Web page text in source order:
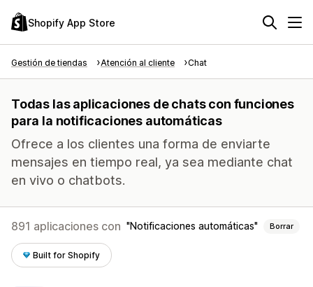
Shopify App Store
Gestión de tiendas Atención al cliente Chat
Todas las aplicaciones de chats con funciones
para la notificaciones automáticas
Ofrece a los clientes una forma de enviarte
mensajes en tiempo real, ya sea mediante chat
en vivo o chatbots.
891 aplicaciones con Notificaciones automáticas Borrar
Built for Shopify